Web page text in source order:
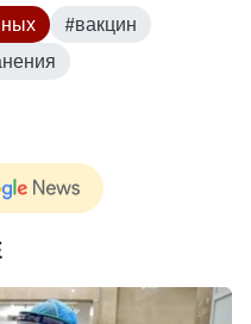
#вакцин